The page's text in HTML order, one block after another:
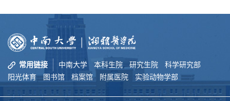
常用链接 中南大学 本科生院 研究生院
科学研究部
阳光体育
图书馆 档案馆 附属医院 实验动物学部